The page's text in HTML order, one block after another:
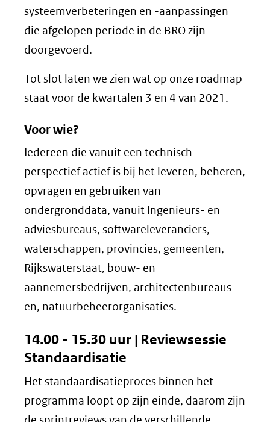
systeemverbeteringen en -aanpassingen
die afgelopen periode in de BRO zijn
doorgevoerd.
Tot slot laten we zien wat op onze roadmap
staat voor de kwartalen 3 en 4 van 2021.
Voor wie?
Iedereen die vanuit een technisch
perspectief actief is bij het leveren, beheren,
opvragen en gebruiken van
ondergronddata, vanuit Ingenieurs- en
adviesbureaus, softwareleveranciers,
waterschappen, provincies, gemeenten,
Rijkswaterstaat, bouw- en
aannemersbedrijven, architectenbureaus
en, natuurbeheerorganisaties.
14.00 - 15.30 uur | Reviewsessie
Standaardisatie
Het standaardisatieproces binnen het
programma loopt op zijn einde, daarom zijn